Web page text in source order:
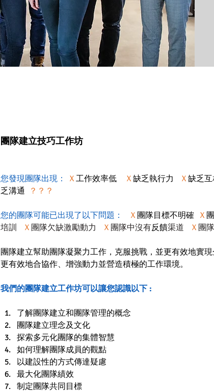
團隊建立技巧工作坊
您發現團隊出現： Ｘ 工作效率低 Ｘ 缺乏執行力
  Ｘ
缺乏
乏溝通
？？？
您的團隊可能已出現了以下問題 ： Ｘ 團隊目標不明確 Ｘ
培訓
Ｘ 團隊欠缺激勵動力 Ｘ 團隊中沒有反饋渠道 Ｘ 團
團隊建立幫助團隊凝聚力工作，克服挑戰，並更有效地實
更有效地合協作、增強動力並營造積極的工作環境。
我們的團隊建立工作坊可以讓您認識以下 :
了解團隊建立和團隊管理的概念
團隊建立理念及文化
探索多元化團隊的集體智慧
如何理解團隊成員的觀點
以建設性的方式傳達疑慮
最大化團隊績效
制定團隊共同目標